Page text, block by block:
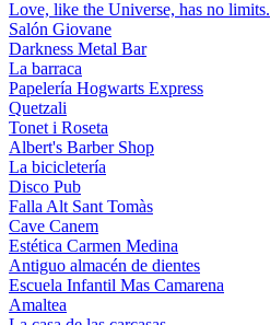
Love, like the Universe, has no limits.
Salón Giovane
Darkness Metal Bar
La barraca
Papelería Hogwarts Express
Quetzali
Tonet i Roseta
Albert's Barber Shop
La bicicletería
Disco Pub
Falla Alt Sant Tomàs
Cave Canem
Estética Carmen Medina
Antiguo almacén de dientes
Escuela Infantil Mas Camarena
Amaltea